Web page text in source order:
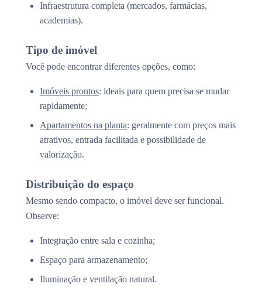
Infraestrutura completa (mercados, farmácias,
academias).
Tipo de imóvel
Você pode encontrar diferentes opções, como:
Imóveis prontos: ideais para quem precisa se mudar
rapidamente;
Apartamentos na planta: geralmente com preços mais
atrativos, entrada facilitada e possibilidade de
valorização.
Distribuição do espaço
Mesmo sendo compacto, o imóvel deve ser funcional.
Observe:
Integração entre sala e cozinha;
Espaço para armazenamento;
Iluminação e ventilação natural.